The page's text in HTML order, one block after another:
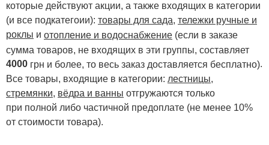
которые действуют акции, а также входящих в категории
(и все подкатегоии): товары для сада, тележки ручные и
роклы и отопление и водоснабжение (если в заказе
сумма товаров, не входящих в эти группы, составляет
4000 грн и более, то весь заказ доставляется бесплатно).
Все товары, входящие в категории: лестницы,
стремянки, вёдра и ванны отгружаются только
при полной либо частичной предоплате (не менее 10%
от стоимости товара).